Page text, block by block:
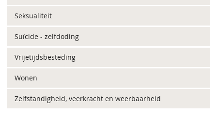
Seksualiteit
Suïcide - zelfdoding
Vrijetijdsbesteding
Wonen
Zelfstandigheid, veerkracht en weerbaarheid